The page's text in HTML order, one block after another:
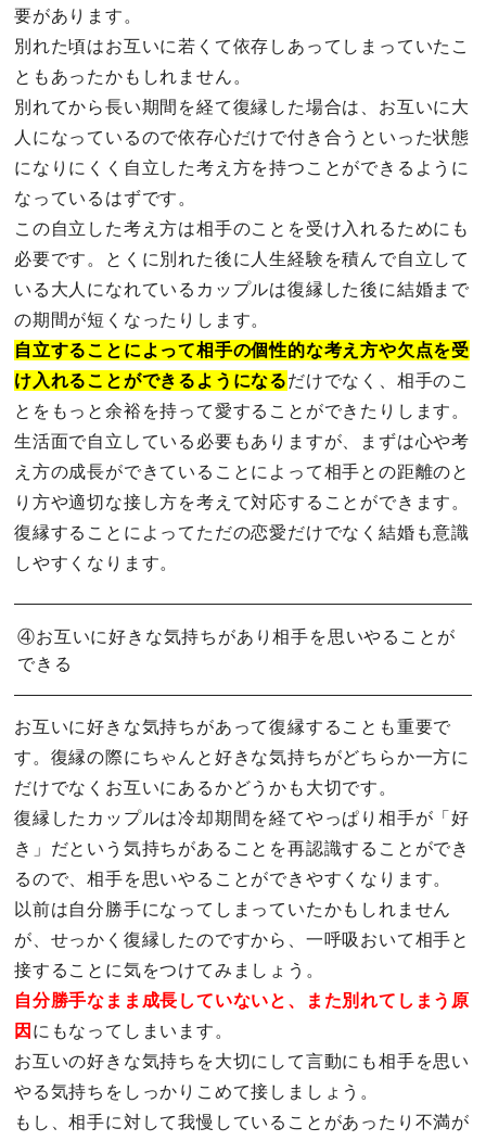
要があります。
別れた頃はお互いに若くて依存しあってしまっていたこ
ともあったかもしれません。
別れてから長い期間を経て復縁した場合は、お互いに大
人になっているので依存心だけで付き合うといった状態
になりにくく自立した考え方を持つことができるように
なっているはずです。
この自立した考え方は相手のことを受け入れるためにも
必要です。とくに別れた後に人生経験を積んで自立して
いる大人になれているカップルは復縁した後に結婚まで
の期間が短くなったりします。
自立することによって相手の個性的な考え方や欠点を受
け入れることができるようになるだけでなく、相手のこ
とをもっと余裕を持って愛することができたりします。
生活面で自立している必要もありますが、まずは心や考
え方の成長ができていることによって相手との距離のと
り方や適切な接し方を考えて対応することができます。
復縁することによってただの恋愛だけでなく結婚も意識
しやすくなります。
④お互いに好きな気持ちがあり相手を思いやることが
できる
お互いに好きな気持ちがあって復縁することも重要で
す。復縁の際にちゃんと好きな気持ちがどちらか一方に
だけでなくお互いにあるかどうかも大切です。
復縁したカップルは冷却期間を経てやっぱり相手が「好
き」だという気持ちがあることを再認識することができ
るので、相手を思いやることができやすくなります。
以前は自分勝手になってしまっていたかもしれません
が、せっかく復縁したのですから、一呼吸おいて相手と
接することに気をつけてみましょう。
自分勝手なまま成長していないと、また別れてしまう原
因 にもなってしまいます。
お互いの好きな気持ちを大切にして言動にも相手を思い
やる気持ちをしっかりこめて接しましょう。
もし、相手に対して我慢していることがあったり不満が